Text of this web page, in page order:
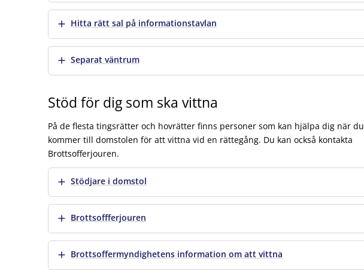
Visa merHitta rätt sal på informationstavlan
Visa merSeparat väntrum
Stöd för dig som ska vittna
På de flesta tingsrätter och hovrätter finns personer som kan hjälpa dig när du
kommer till domstolen för att vittna vid en rättegång. Du kan också kontakta
Brottsofferjouren.
Visa merStödjare i domstol
Visa merBrottsoffferjouren
Visa merBrottsoffermyndighetens information om att vittna